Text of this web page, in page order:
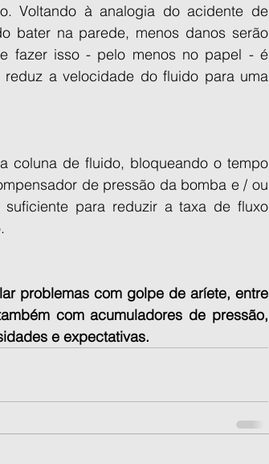
Voltando à analogia do acidente de
bater na parede, menos danos serão
fazer isso - pelo menos no papel - é
a velocidade do fluido para uma
coluna de fluido, bloqueando o tempo
de pressão da bomba e / ou
para reduzir a taxa de fluxo
problemas com golpe de aríete, entre
com acumuladores de pressão,
e expectativas.